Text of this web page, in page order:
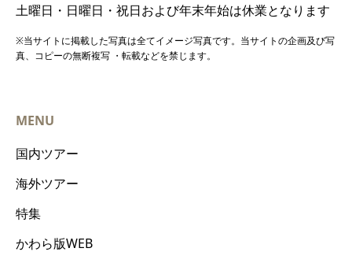
土曜日・日曜日・祝日および年末年始は休業となります
※当サイトに掲載した写真は全てイメージ写真です。当サイトの企画及び写
真、コピーの無断複写 ・転載などを禁じます。
MENU
国内ツアー
海外ツアー
特集
かわら版WEB